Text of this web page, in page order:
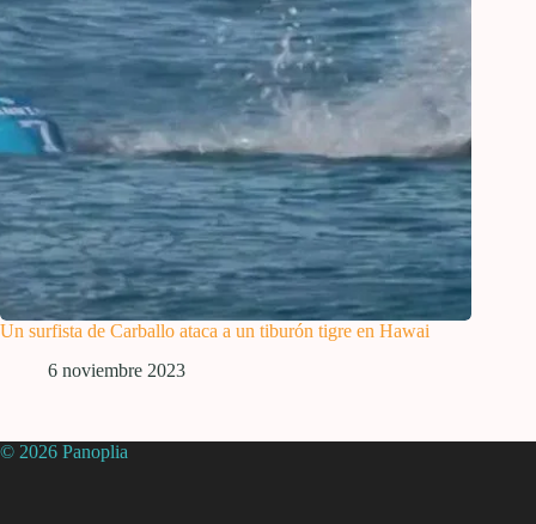
Un surfista de Carballo ataca a un tiburón tigre en Hawai
6 noviembre 2023
© 2026 Panoplia